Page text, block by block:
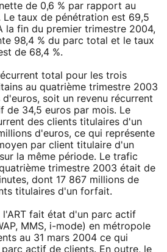
de 0,6 % par rapport au
taux de pénétration est 69,5
la fin du premier trimestre 2004,
98,4 % du parc total et le taux
de 68,4 %.
total pour les trois
au quatrième trimestre 2003
soit un revenu récurrent
de 34,5 euros par mois. Le
des clients titulaires d'un
d'euros, ce qui représente
par client titulaire d'un
la même période. Le trafic
trimestre 2003 était de
dont 17 867 millions de
titulaires d'un forfait.
l'ART fait état d'un parc actif
MMS, i-mode) en métropole
au 31 mars 2004 ce qui
parc actif de clients. En outre, le